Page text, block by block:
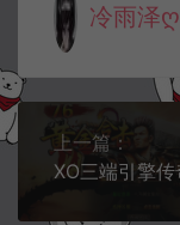
冷雨泽ღ
上一篇：